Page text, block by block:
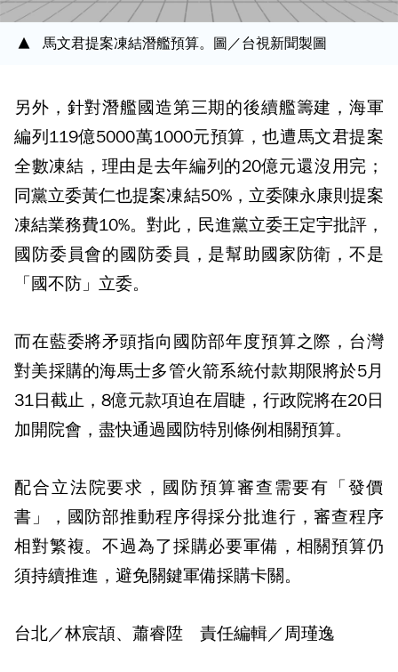
馬文君提案凍結潛艦預算。圖／台視新聞製圖
另外，針對潛艦國造第三期的後續艦籌建，海軍
編列119億5000萬1000元預算，也遭馬文君提案
全數凍結，理由是去年編列的20億元還沒用完；
同黨立委黃仁也提案凍結50%，立委陳永康則提案
凍結業務費10%。對此，民進黨立委王定宇批評，
國防委員會的國防委員，是幫助國家防衛，不是
「國不防」立委。
而在藍委將矛頭指向國防部年度預算之際，台灣
對美採購的海馬士多管火箭系統付款期限將於5月
31日截止，8億元款項迫在眉睫，行政院將在20日
加開院會，盡快通過國防特別條例相關預算。
配合立法院要求，國防預算審查需要有「發價
書」，國防部推動程序得採分批進行，審查程序
相對繁複。不過為了採購必要軍備，相關預算仍
須持續推進，避免關鍵軍備採購卡關。
台北／林宸頡、蕭睿陞 責任編輯／周瑾逸